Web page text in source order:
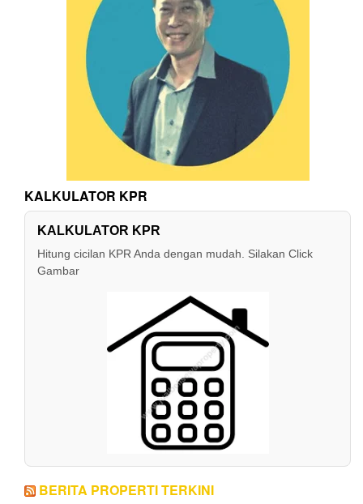
KALKULATOR KPR
KALKULATOR KPR
Hitung cicilan KPR Anda dengan mudah. Silakan Click
Gambar
BERITA PROPERTI TERKINI